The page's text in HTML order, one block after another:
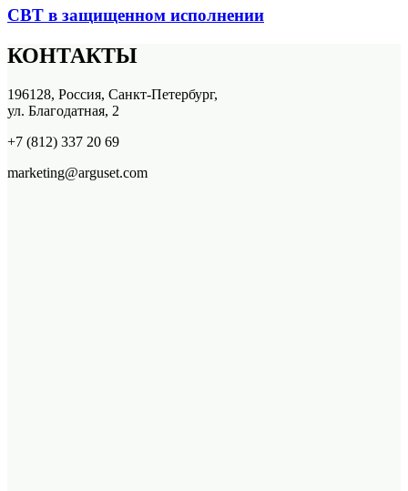
СВТ в защищенном исполнении
КОНТАКТЫ
196128, Россия, Санкт-Петербург,
ул. Благодатная, 2
+7 (812) 337 20 69
marketing@arguset.com